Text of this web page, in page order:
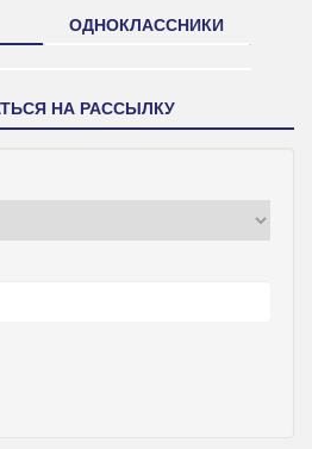
ОДНОКЛАССНИКИ
НА РАССЫЛКУ